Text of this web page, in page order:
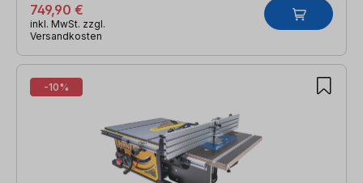
749,90 €
inkl. MwSt. zzgl.
Versandkosten
-10%